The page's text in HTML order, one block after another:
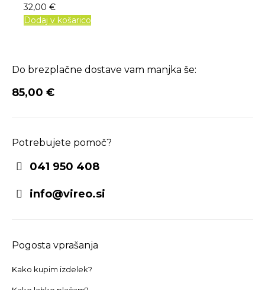
32,00 €
Dodaj v košarico
Do brezplačne dostave vam manjka še:
85,00 €
Potrebujete pomoč?
041 950 408
info@vireo.si
Pogosta vprašanja
Kako kupim izdelek?